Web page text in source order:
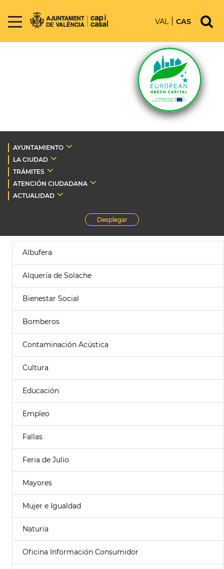
VAL CAS
AYUNTAMIENTO
LA CIUDAD
TRÁMITES
ATENCIÓN CIUDADANA
ACTUALIDAD
Desplegar
Albufera
Alquería de Solache
Bienestar Social
Bomberos
Contaminación Acústica
Cultura
Educación
Empleo
Fallas
Feria de Julio
Mayores
Mujer e Igualdad
Naturia
Oficina Información Consumidor